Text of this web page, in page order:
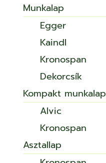
Munkalap
Egger
Kaindl
Kronospan
Dekorcsík
Kompakt munkalap
Alvic
Kronospan
Asztallap